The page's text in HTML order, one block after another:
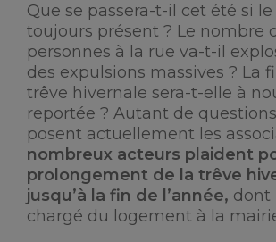
Que se passera-t-il cet été si
toujours présent ? Le nombre
personnes à la rue va-t-il
des expulsions massives ? La
trêve hivernale sera-t-elle à
reportée ? Autant de
posent actuellement les
nombreux acteurs plaident
prolongement de la trêve
jusqu’à la fin de l’année, dont
chargé du logement à la